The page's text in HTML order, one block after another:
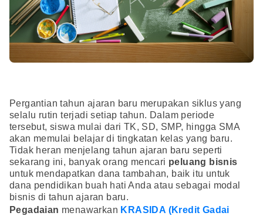
Pergantian tahun ajaran baru merupakan siklus yang
selalu rutin terjadi setiap tahun. Dalam periode
tersebut, siswa mulai dari TK, SD, SMP, hingga SMA
akan memulai belajar di tingkatan kelas yang baru.
Tidak heran menjelang tahun ajaran baru seperti
sekarang ini, banyak orang mencari peluang bisnis
untuk mendapatkan dana tambahan, baik itu untuk
dana pendidikan buah hati Anda atau sebagai modal
bisnis di tahun ajaran baru.
Pegadaian menawarkan KRASIDA (Kredit Gadai